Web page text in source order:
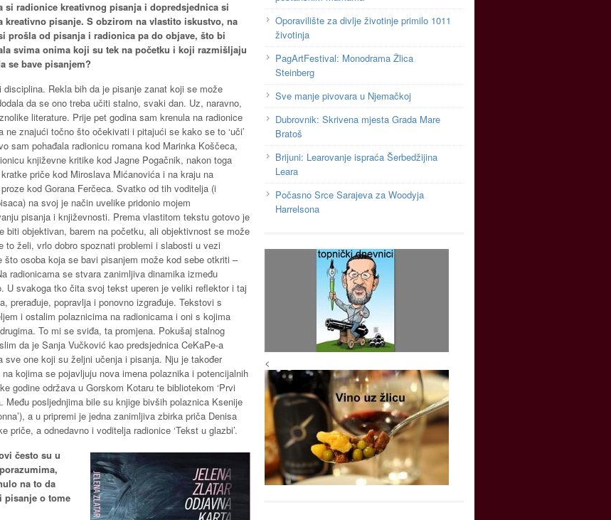
si radionice kreativnog pisanja i dopredsjednica si
kreativno pisanje. S obzirom na vlastito iskustvo, na
prošla od pisanja i radionica pa do objave, što bi
svima onima koji su tek na početku i koji razmišljaju
se bave pisanjem?
disciplina. Rekla bih da je pisanje zanat koji se može
da se ono treba učiti stalno, svaki dan. Uz, naravno,
literature. Prije pet godina sam krenula na radionice
ne znajući točno što očekivati i pitajući se kako se to ‘uči’
sam pohađala radionicu romana kod Marinka Koščeca,
književne kritike kod Jagne Pogačnik, nakon toga
priče kod Miroslava Mićanovića i na kraju na
kod Gorana Ferčeca. Svatko od tih voditelja (i
na svoj je način uvelike pridonio mojem
pisanja i književnosti. Prema vlastitom tekstu gotovo je
biti objektivan, barem na početku, ali objektivnost se može
želi, vrlo dobro spoznati problemi i slabosti u vezi
osoba koja se bavi pisanjem može kod sebe otkriti –
radionicama se stvara zanimljiva dinamika između
U svakoga tko čita svoj tekst uperen je veliki reflektor i taj
prerađuje, popravlja i ponovno izgrađuje. Tekstovi s
i ostalim polaznicima na radionicama i oni s kojima
To mi se sviđa, ta promjena. Pokušaj stalnog
da je Sanja Vučković kao predsjednica CeKaPe-a
one koji su željni učenja i pisanja. Nju je također
kojima se pojavljuju nova imena polaznika i potencijalnih
godine održava u Gorskom Kotaru te bibliotekom ‘Prvi
Među posljednjima bile su knjige bivših polaznica Ksenije
a u pripremi je jedna zanimljiva zbirka priča Denisa
a odnedavno i voditelja radionice ‘Tekst u glazbi’.
često su u
na to da
pisanje o tome
Oporavilište za divlje životinje primilo 1011
životinja
PagArtFestival: Monodrama Žlica
Steinberg
Sve manje pivovara u Njemačkoj
Dubrovnik: Skrivena mjesta Grada Mare
Bratoš
Brijuni: Learovanje ispraća Šerbedžijina
Leara
Počasno Srce Sarajeva za Woodyja
Harrelsona
<